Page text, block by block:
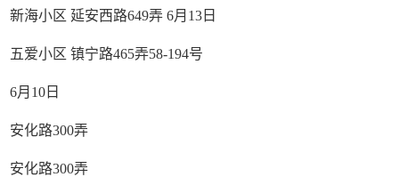
新海小区 延安西路649弄 6月13日
五爱小区 镇宁路465弄58-194号
6月10日
安化路300弄
安化路300弄